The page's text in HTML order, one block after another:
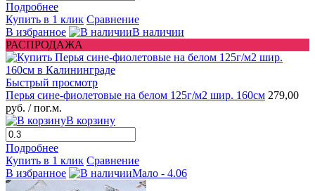
Подробнее
Купить в 1 клик Сравнение
В избранное
В наличии
РАСПРОДАЖА
Быстрый просмотр
Перья сине-фиолетовые на белом 125г/м2 шир. 160см 279,00
руб. / пог.м.
В корзину
Подробнее
Купить в 1 клик Сравнение
В избранное
Мало - 4.06